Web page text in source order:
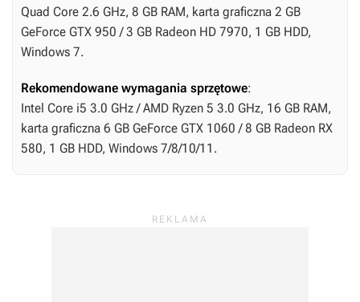
Quad Core 2.6 GHz, 8 GB RAM, karta graficzna 2 GB
GeForce GTX 950 / 3 GB Radeon HD 7970, 1 GB HDD,
Windows 7.
Rekomendowane wymagania sprzętowe:
Intel Core i5 3.0 GHz / AMD Ryzen 5 3.0 GHz, 16 GB RAM,
karta graficzna 6 GB GeForce GTX 1060 / 8 GB Radeon RX
580, 1 GB HDD, Windows 7/8/10/11.